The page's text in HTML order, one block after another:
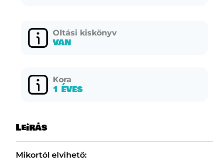
Oltási kiskönyv
VAN
Kora
1 ÉVES
Leírás
Mikortól elvihető: